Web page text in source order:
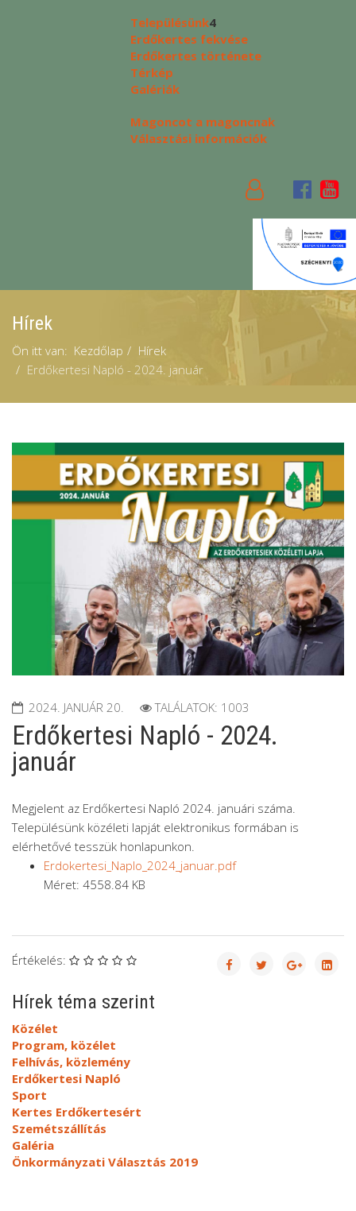
Településünk4
Erdőkertes fekvése
Erdőkertes története
Térkép
Galériák
Magoncot a magoncnak
Választási információk
Hírek
Ön itt van: Kezdőlap
Hírek
Erdőkertesi Napló - 2024. január
2024. JANUÁR 20. TALÁLATOK: 1003
Erdőkertesi Napló - 2024.
január
Megjelent az Erdőkertesi Napló 2024. januári száma.
Településünk közéleti lapját elektronikus formában is
elérhetővé tesszük honlapunkon.
Erdokertesi_Naplo_2024_januar.pdf
Méret: 4558.84 KB
Értékelés:
Hírek téma szerint
Közélet
Program, közélet
Felhívás, közlemény
Erdőkertesi Napló
Sport
Kertes Erdőkertesért
Szemétszállítás
Galéria
Önkormányzati Választás 2019